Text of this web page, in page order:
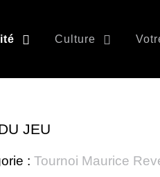
Culture
JEU
: Tournoi Maurice